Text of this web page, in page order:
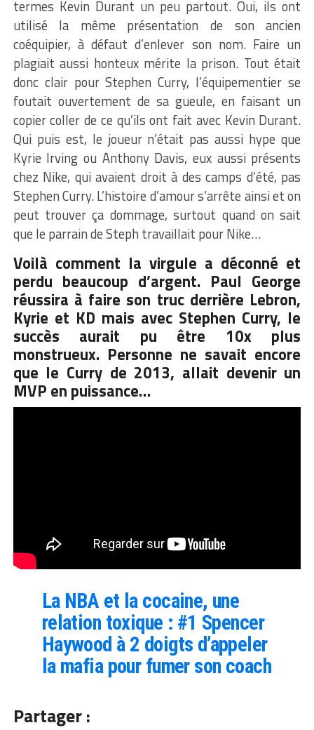
termes Kevin Durant un peu partout. Oui, ils ont
utilisé la même présentation de son ancien
coéquipier, à défaut d’enlever son nom. Faire un
plagiait aussi honteux mérite la prison. Tout était
donc clair pour Stephen Curry, l’équipementier se
foutait ouvertement de sa gueule, en faisant un
copier coller de ce qu’ils ont fait avec Kevin Durant.
Qui puis est, le joueur n’était pas aussi hype que
Kyrie Irving ou Anthony Davis, eux aussi présents
chez Nike, qui avaient droit à des camps d’été, pas
Stephen Curry. L’histoire d’amour s’arrête ainsi et on
peut trouver ça dommage, surtout quand on sait
que le parrain de Steph travaillait pour Nike…
Voilà comment la virgule a déconné et
perdu beaucoup d’argent. Paul George
réussira à faire son truc derrière Lebron,
Kyrie et KD mais avec Stephen Curry, le
succès aurait pu être 10x plus
monstrueux. Personne ne savait encore
que le Curry de 2013, allait devenir un
MVP en puissance…
La NBA et la cocaine, une
relation toxique : #1 Spencer
Haywood à 2 doigts d’appeler
la mafia pour fumer son coach
Partager :